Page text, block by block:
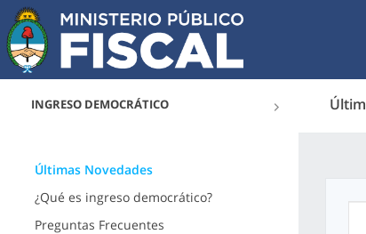
INGRESO DEMOCRÁTICO
Últimas Novedades
¿Qué es ingreso democrático?
Preguntas Frecuentes